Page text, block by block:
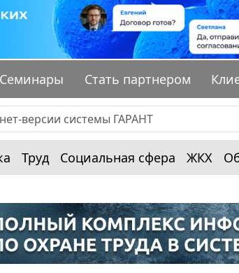
Семинары Стать партнером
Труд Социальная сфера ЖКХ